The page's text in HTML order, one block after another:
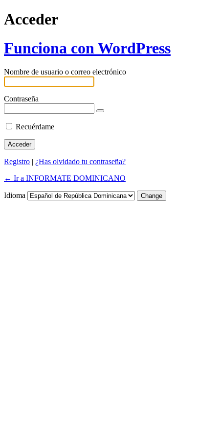
Acceder
Funciona con WordPress
Nombre de usuario o correo electrónico
Contraseña
Recuérdame
Registro | ¿Has olvidado tu contraseña?
← Ir a INFORMATE DOMINICANO
Idioma